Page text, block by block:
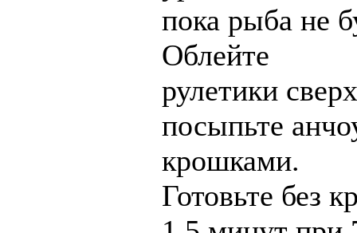
пока рыба не
Облейте
рулетики
посыпьте
крошками.
Готовьте без